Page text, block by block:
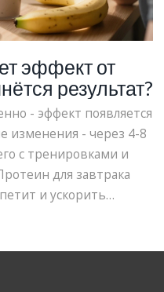
эффект от
результат?
- эффект появляется
изменения - через 4-8
с тренировками и
для завтрака
и ускорить